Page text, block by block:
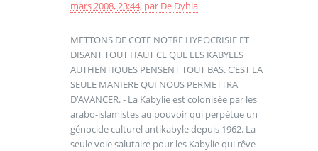
mars 2008, 23:44, par De Dyhia
METTONS DE COTE NOTRE HYPOCRISIE ET
DISANT TOUT HAUT CE QUE LES KABYLES
AUTHENTIQUES PENSENT TOUT BAS. C’EST LA
SEULE MANIERE QUI NOUS PERMETTRA
D’AVANCER. - La Kabylie est colonisée par les
arabo-islamistes au pouvoir qui perpétue un
génocide culturel antikabyle depuis 1962. La
seule voie salutaire pour les Kabylie qui rêve